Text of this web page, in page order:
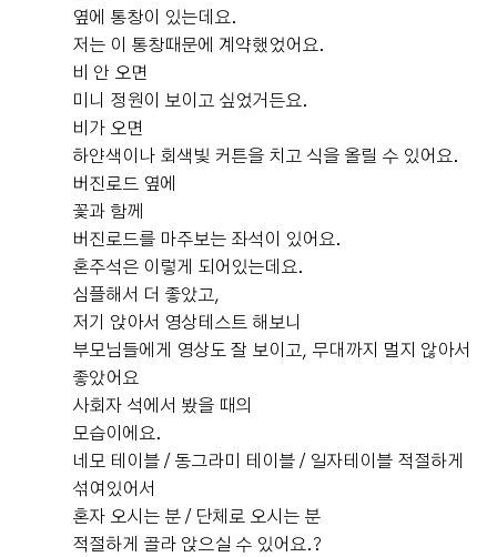
가능합니다✨ 연회장은 지하 1층에 준비되어 있고 연회장
이 양측에 각 1개씩 있어서 하객이 겹칠 일도 없을 것 같았
어요 완전 육각형 베뉴아닌가요??!! ​ 음식은 워낙 맛있다고
유명하기도 해서 걱정이 없었는데 실제로 봤을 때도 메뉴
가 정말 다양했고 시식이 벌써부터 기대되었어요ㅋㅋㅋ!!
점심 전 방문이라 메뉴보니 더 배고파지더라구요🥹 ​ 혼주
헤매, 한복샵도 입점해있어 당일에 한 곳에서 모든 걸 해결
할 수 있기에 너무 편한 웨딩홀입니당 무엇보다 상담해주
하시면 무조건 강추드려요💗
저희가 선택한 DMC타워웨딩은 아내가 처음 투어 갔을 때
부터 "여기서 하고 싶다"고 바로 마음에 들어 했던 곳입니
다. 저는 아내가 중요하게 보는 부분도 물론 있었지만, 신
랑 입장에서는 주차나 하객분들이 이용하기 편한 환경도
중요하게 생각했는데 전체적으로 만족스러운 웨딩홀이었
습니다. 처음 봤을 때 가장 마음에 들었던 부분은 높은 층
고였습니다. 홀이 넓고 시원한 느낌이 들어서 답답하지 않
았고, 밝은 분위기도 좋았습니다. 나중에 본식 사진을 받아
보니 왜 아내가 이 홀을 좋아했는지 알겠더라고요. 조명이
랑 자연광이 잘 어우러져서 사진도 정말 화사하고 예쁘게
DMC타워웨딩은 주차 공간이 잘 되어 있어서 만족스러웠
습니다. 하객분들이 많이 오시는 날이라 주차가 불편하면
신경 쓰일 수 있는데, 그런 부분에 대한 걱정이 적어서 좋았
후기가 도움이 되었나요? 0
조은굿럭 예식후기
2026-08-02
옆에 통창이 있는데요.
저는 이 통창때문에 계약했었어요.
비 안 오면
미니 정원이 보이고 싶었거든요.
비가 오면
하얀색이나 회색빛 커튼을 치고 식을 올릴 수 있어요.
버진로드 옆에
꽃과 함께
버진로드를 마주보는 좌석이 있어요.
혼주석은 이렇게 되어있는데요.
심플해서 더 좋았고,
저기 앉아서 영상테스트 해보니
부모님들에게 영상도 잘 보이고, 무대까지 멀지 않아서
좋았어요
사회자 석에서 봤을 때의
모습이에요.
네모 테이블 / 동그라미 테이블 / 일자테이블 적절하게
섞여있어서
혼자 오시는 분 / 단체로 오시는 분
적절하게 골라 앉으실 수 있어요.?